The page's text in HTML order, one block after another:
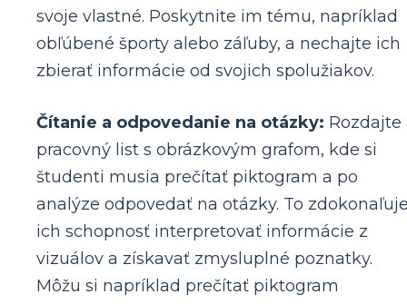
svoje vlastné. Poskytnite im tému, napríklad
obľúbené športy alebo záľuby, a nechajte ich
zbierať informácie od svojich spolužiakov.
Čítanie a odpovedanie na otázky: Rozdajte
pracovný list s obrázkovým grafom, kde si
študenti musia prečítať piktogram a po
analýze odpovedať na otázky. To
ich schopnosť interpretovať informácie z
vizuálov a získavať zmysluplné poznatky.
Môžu si napríklad prečítať piktogram